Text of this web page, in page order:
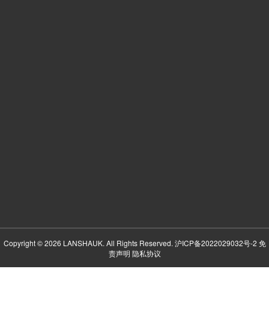
Copyright © 2026 LANSHAUK. All Rights Reserved. 沪ICP备2022029032号-2 免
责声明 隐私协议